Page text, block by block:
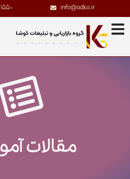
info@adko.ir
مقالات